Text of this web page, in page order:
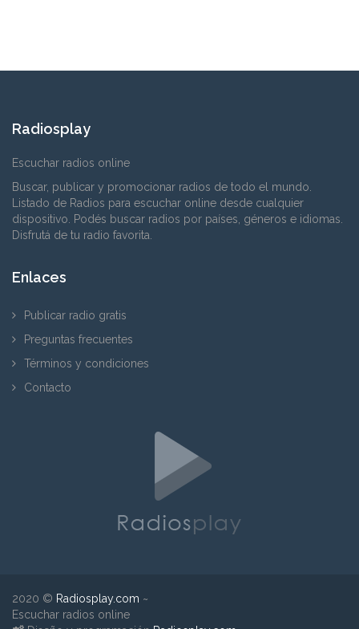
Radiosplay
Escuchar radios online
Buscar, publicar y promocionar radios de todo el mundo.
Listado de Radios para escuchar online desde cualquier
dispositivo. Podés buscar radios por países, géneros e idiomas.
Disfrutá de tu radio favorita.
Enlaces
Publicar radio gratis
Preguntas frecuentes
Términos y condiciones
Contacto
2020 © Radiosplay.com ~
Escuchar radios online